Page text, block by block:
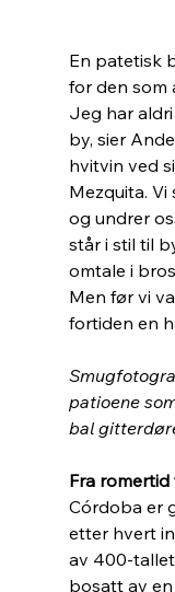
En patetisk
for den som
Jeg har
by, sier
hvitvin ved
Mezquita.
og undrer
står i stil til
omtale i
Men før vi
fortiden en
patioene
bal
Fra
Córdoba er
etter hvert
av 400-
bosatt av